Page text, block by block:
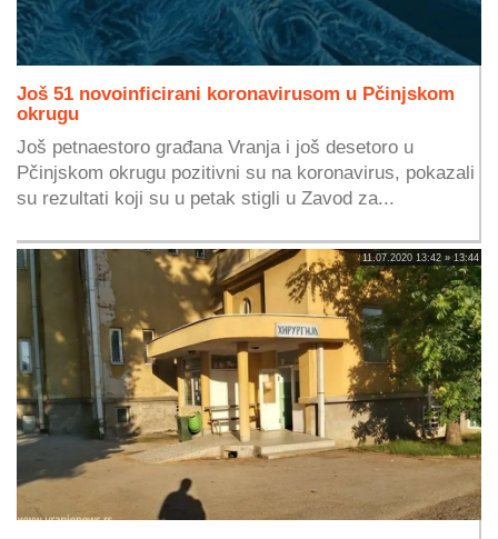
Još 51 novoinficirani koronavirusom u Pčinjskom
okrugu
Još petnaestoro građana Vranja i još desetoro u
Pčinjskom okrugu pozitivni su na koronavirus, pokazali
su rezultati koji su u petak stigli u Zavod za...
11.07.2020 13:42 » 13:44